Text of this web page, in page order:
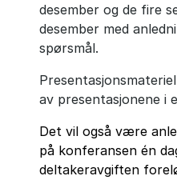
desember og de fire
desember med
spørsmål.
av presentasjonene i
Det vil også være
på konferansen én
deltakeravgiften